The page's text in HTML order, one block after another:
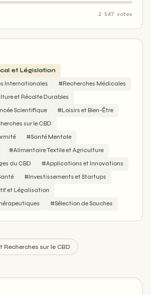
2 547 votes
et Législation
Internationales
#Recherches Médicales
et Récolte Durables
Scientifique
#Loisirs et Bien-Être
sur le CBD
#Santé Mentale
#Alimentaire Textile et Agriculture
du CBD
#Applications et Innovations
#Investissements et Startups
et Légalisation
#Sélection de Souches
sur le CBD